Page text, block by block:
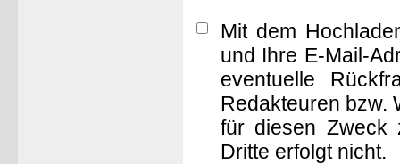
Mit dem
und Ihre E-Mail-
eventuelle
Redakteuren bzw.
für diesen Zweck
Dritte erfolgt nicht.